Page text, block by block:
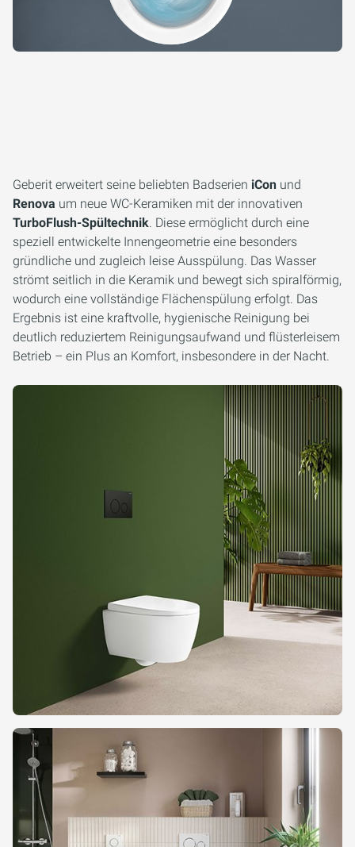
Geberit erweitert seine beliebten Badserien iCon und
Renova um neue WC-Keramiken mit der innovativen
TurboFlush-Spültechnik. Diese ermöglicht durch eine
speziell entwickelte Innengeometrie eine besonders
gründliche und zugleich leise Ausspülung. Das Wasser
strömt seitlich in die Keramik und bewegt sich spiralförmig,
wodurch eine vollständige Flächenspülung erfolgt. Das
Ergebnis ist eine kraftvolle, hygienische Reinigung bei
deutlich reduziertem Reinigungsaufwand und flüsterleisem
Betrieb – ein Plus an Komfort, insbesondere in der Nacht.